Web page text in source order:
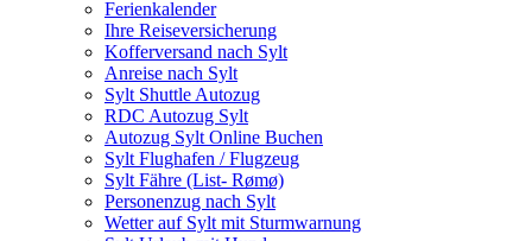
Ferienkalender
Ihre Reiseversicherung
Kofferversand nach Sylt
Anreise nach Sylt
Sylt Shuttle Autozug
RDC Autozug Sylt
Autozug Sylt Online Buchen
Sylt Flughafen / Flugzeug
Sylt Fähre (List- Rømø)
Personenzug nach Sylt
Wetter auf Sylt mit Sturmwarnung